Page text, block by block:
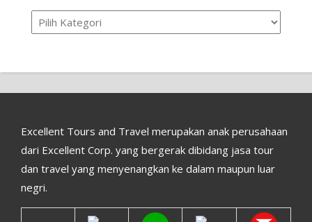
Kategori
Excellent Tours and Travel merupakan anak perusahaan
dari Excellent Corp. yang bergerak dibidang jasa tour
dan travel yang menyenangkan ke dalam maupun luar
negri.